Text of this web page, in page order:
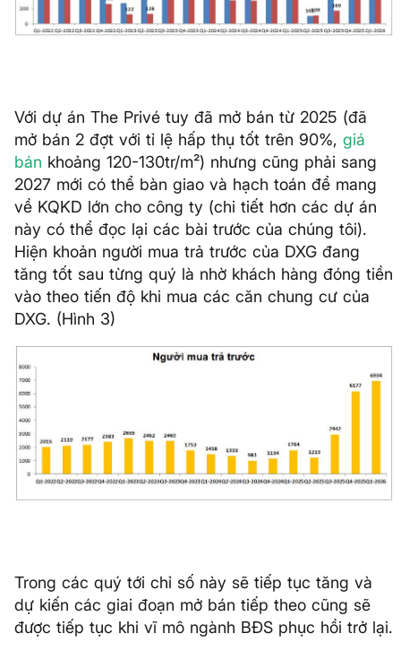
Với dự án The Privé tuy đã mở bán từ 2025 (đã
mở bán 2 đợt với tỉ lệ hấp thụ tốt trên 90%, giá
bán khoảng 120-130tr/m²) nhưng cũng phải sang
2027 mới có thể bàn giao và hạch toán để mang
về KQKD lớn cho công ty (chi tiết hơn các dự án
này có thể đọc lại các bài trước của chúng tôi).
Hiện khoản người mua trả trước của DXG đang
tăng tốt sau từng quý là nhờ khách hàng đóng tiền
vào theo tiến độ khi mua các căn chung cư của
DXG. (Hình 3)
Trong các quý tới chỉ số này sẽ tiếp tục tăng và
dự kiến các giai đoạn mở bán tiếp theo cũng sẽ
được tiếp tục khi vĩ mô ngành BĐS phục hồi trở lại.